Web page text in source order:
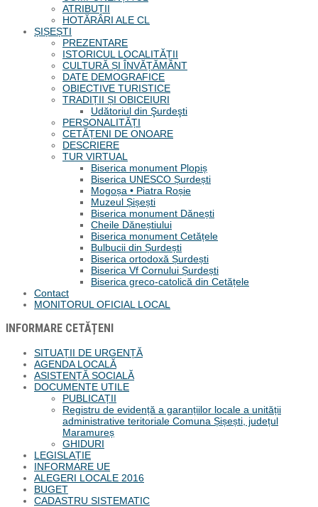
ATRIBUȚII
HOTĂRÂRI ALE CL
ȘIȘEȘTI
PREZENTARE
ISTORICUL LOCALITĂȚII
CULTURĂ ȘI ÎNVĂȚĂMÂNT
DATE DEMOGRAFICE
OBIECTIVE TURISTICE
TRADIȚII ȘI OBICEIURI
Udătoriul din Şurdeşti
PERSONALITĂȚI
CETĂȚENI DE ONOARE
DESCRIERE
TUR VIRTUAL
Biserica monument Plopiș
Biserica UNESCO Șurdești
Mogoșa • Piatra Roșie
Muzeul Șișești
Biserica monument Dănești
Cheile Dăneștiului
Biserica monument Cetățele
Bulbucii din Șurdești
Biserica ortodoxă Șurdești
Biserica Vf Cornului Șurdești
Biserica greco-catolică din Cetățele
Contact
MONITORUL OFICIAL LOCAL
INFORMARE CETĂȚENI
SITUAȚII DE URGENȚĂ
AGENDA LOCALĂ
ASISTENȚĂ SOCIALĂ
DOCUMENTE UTILE
PUBLICAȚII
Registru de evidență a garanțiilor locale a unității
administrative teritoriale Comuna Șișești, județul
Maramureș
GHIDURI
LEGISLAȚIE
INFORMARE UE
ALEGERI LOCALE 2016
BUGET
CADASTRU SISTEMATIC